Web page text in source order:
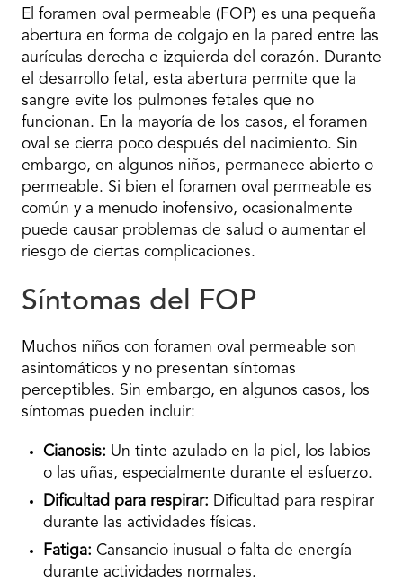
El foramen oval permeable (FOP) es una pequeña
abertura en forma de colgajo en la pared entre las
aurículas derecha e izquierda del corazón. Durante
el desarrollo fetal, esta abertura permite que la
sangre evite los pulmones fetales que no
funcionan. En la mayoría de los casos, el foramen
oval se cierra poco después del nacimiento. Sin
embargo, en algunos niños, permanece abierto o
permeable. Si bien el foramen oval permeable es
común y a menudo inofensivo, ocasionalmente
puede causar problemas de salud o aumentar el
riesgo de ciertas complicaciones.
Síntomas del FOP
Muchos niños con foramen oval permeable son
asintomáticos y no presentan síntomas
perceptibles. Sin embargo, en algunos casos, los
síntomas pueden incluir:
Cianosis: Un tinte azulado en la piel, los labios
o las uñas, especialmente durante el esfuerzo.
Dificultad para respirar: Dificultad para respirar
durante las actividades físicas.
Fatiga: Cansancio inusual o falta de energía
durante actividades normales.